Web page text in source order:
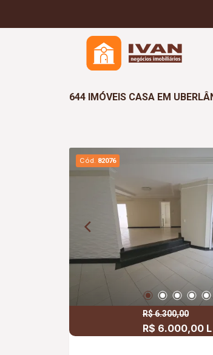
644 IMÓVEIS CASA EM
Cód. 82076
R$ 6.300,00
R$ 6.000,00 L